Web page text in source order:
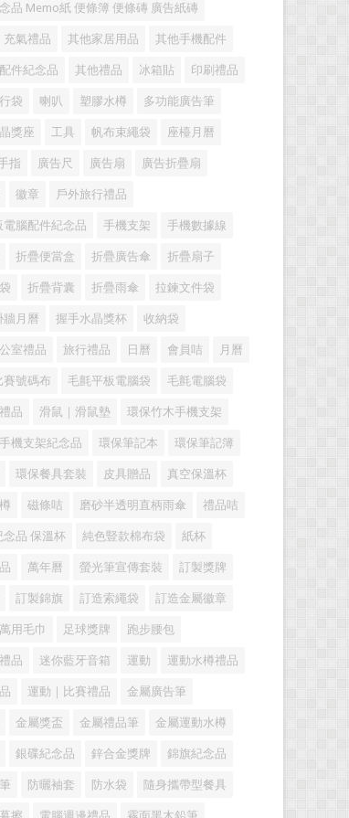
品 Memo紙 便條簿 便條磚 廣告紙磚
充氣禮品 其他家居用品 其他手機配件
件紀念品 其他禮品 冰箱貼 印刷禮品
袋 喇叭 塑膠水樽 多功能廣告筆
獎座 工具 帆布束繩袋 座檯月曆
指 廣告尺 廣告扇 廣告折疊扇
徽章 戶外旅行禮品
腦配件紀念品 手機支架 手機數據線
折疊便當盒 折疊廣告傘 折疊扇子
折疊背囊 折疊雨傘 拉鍊文件袋
牆月曆 握手水晶獎杯 收納袋
室禮品 旅行禮品 日曆 會員咭 月曆
賽號碼布 毛氈平板電腦袋 毛氈電腦袋
品 滑鼠｜滑鼠墊 環保竹木手機支架
機支架紀念品 環保筆記本 環保筆記簿
環保餐具套裝 皮具贈品 真空保溫杯
磁條咭 磨砂半透明直柄雨傘 禮品咭
念品 保溫杯 純色豎款棉布袋 紙杯
萬年曆 螢光筆宣傳套裝 訂製獎牌
訂製錦旗 訂造索繩袋 訂造金屬徽章
用毛巾 足球獎牌 跑步腰包
品 迷你藍牙音箱 運動 運動水樽禮品
運動｜比賽禮品 金屬廣告筆
金屬獎盃 金屬禮品筆 金屬運動水樽
銀碟紀念品 鋅合金獎牌 錦旗紀念品
防曬袖套 防水袋 隨身攜帶型餐具